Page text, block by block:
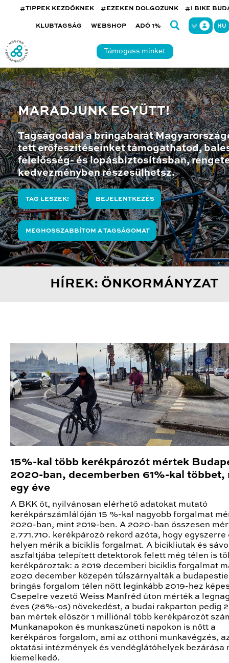
#TIPPEK KEZDŐKNEK #EZEKEN DOLGOZUNK #I BIKE
KLUBTAGSÁG WEBSHOP ADÓ 1% HU
Támogass minket
MARADJUNK EGYÜTT!
Tagságoddal a bringabarát
tett erőfeszítéseinket támogathatod,
felelősség- és lopásbiztosításban,
kedvezményben részesülhetsz.
TAG LESZEK! BEJELENTKEZÉS
MEGHOSSZABBÍTOM A TAGSÁGOMAT
HÍREK: ÖNKORMÁNYZAT
15%-kal több kerékpározót mértek
2020-ban, decemberben 61%-kal többet,
egy éve
A BKK öt, nyilvánosan elérhető adatokat mutató
kerékpárszámlálóján 15 %-kal nagyobb forgalmat
2020-ban, mint 2019-ben. A 2020-ban összesen
2.771.710. kerékpározó rekord azóta, hogy egyszerre
helyen mérik a biciklis forgalmat. A bicikliutak és
aszfaltjába telepített detektorok felett még télen is
kerékpároztak: a 2019 decemberi biciklis forgalmat
2020 december közepén túlszárnyalták a
bringás forgalom télen nőtt leginkább 2019-hez
Csepelre vezető Weiss Manfréd úton mérték a
éves (26%-os) növekedést, a budai rakparton pedig
ban mértek először 1 milliónál több kerékpározót
Munkanapokon és munkaszüneti napokon is nőtt a
kerékpáros forgalom, ami az otthoni munkavégzés,
oktatási intézmények és vendéglátóhelyek bezárása
kiemelkedő.